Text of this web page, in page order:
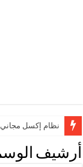
نظام إكسل مجاني
أرشيف